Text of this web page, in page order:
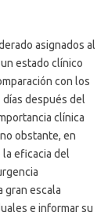
asignados al
estado clínico
con los
días después del
clínica
obstante, en
eficacia del
gran escala
e informar su